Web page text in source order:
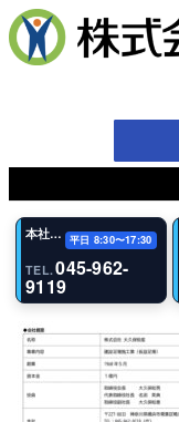
内
容
を
本社・代表電話 平日 8:30〜17:30
TEL. 045-962-
9119